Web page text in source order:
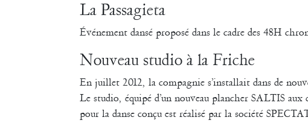
La Passagieta
Événement dansé proposé dans le cadre des 48H
Nouveau studio à la Friche
En juillet 2012, la compagnie s’installait dans de
Le studio, équipé d’un nouveau plancher SALTIS aux
pour la danse conçu est réalisé par la société